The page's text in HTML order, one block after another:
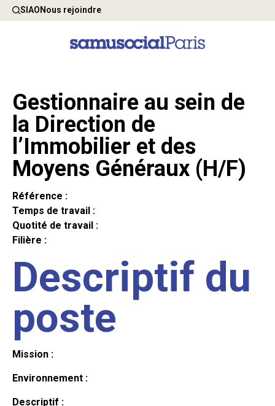
SIAONous rejoindre
Gestionnaire au sein de
la Direction de
l’Immobilier et des
Moyens Généraux (H/F)
Référence :
Temps de travail :
Quotité de travail :
Filière :
Descriptif du
poste
Mission :
Environnement :
Descriptif :